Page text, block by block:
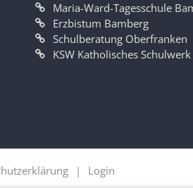
Maria-Ward-Tagesschule
Erzbistum Bamberg
Schulberatung Oberfranken
KSW Katholisches
Login